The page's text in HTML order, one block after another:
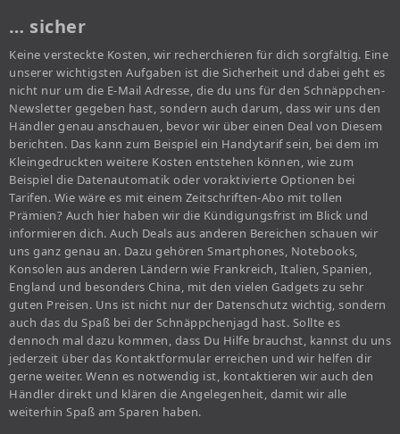
… sicher
Keine versteckte Kosten, wir recherchieren für dich sorgfältig. Eine
unserer wichtigsten Aufgaben ist die Sicherheit und dabei geht es
nicht nur um die E-Mail Adresse, die du uns für den Schnäppchen-
Newsletter gegeben hast, sondern auch darum, dass wir uns den
Händler genau anschauen, bevor wir über einen Deal von Diesem
berichten. Das kann zum Beispiel ein Handytarif sein, bei dem im
Kleingedruckten weitere Kosten entstehen können, wie zum
Beispiel die Datenautomatik oder voraktivierte Optionen bei
Tarifen. Wie wäre es mit einem Zeitschriften-Abo mit tollen
Prämien? Auch hier haben wir die Kündigungsfrist im Blick und
informieren dich. Auch Deals aus anderen Bereichen schauen wir
uns ganz genau an. Dazu gehören Smartphones, Notebooks,
Konsolen aus anderen Ländern wie Frankreich, Italien, Spanien,
England und besonders China, mit den vielen Gadgets zu sehr
guten Preisen. Uns ist nicht nur der Datenschutz wichtig, sondern
auch das du Spaß bei der Schnäppchenjagd hast. Sollte es
dennoch mal dazu kommen, dass Du Hilfe brauchst, kannst du uns
jederzeit über das Kontaktformular erreichen und wir helfen dir
gerne weiter. Wenn es notwendig ist, kontaktieren wir auch den
Händler direkt und klären die Angelegenheit, damit wir alle
weiterhin Spaß am Sparen haben.